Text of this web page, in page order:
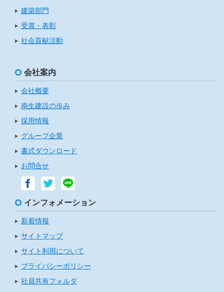
建築部門
受賞・表彰
社会貢献活動
会社案内
会社概要
南生建設の歩み
採用情報
グループ企業
書式ダウンロード
お問合せ
インフォメーション
新着情報
サイトマップ
サイト利用について
プライバシーポリシー
社員共有フォルダ